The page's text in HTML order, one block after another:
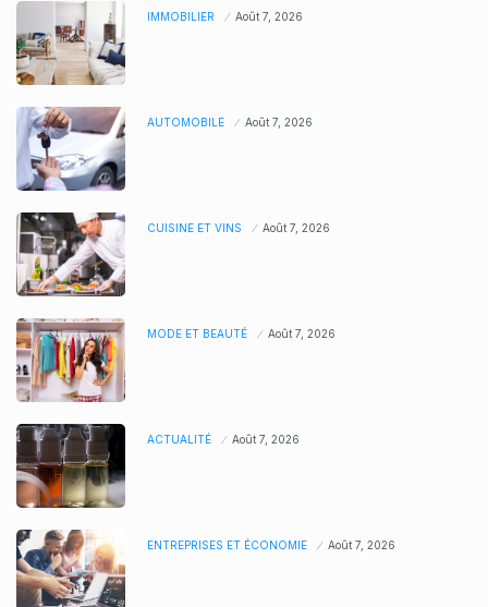
IMMOBILIER Août 7, 2026
AUTOMOBILE Août 7, 2026
CUISINE ET VINS Août 7, 2026
MODE ET BEAUTÉ Août 7, 2026
ACTUALITÉ Août 7, 2026
ENTREPRISES ET ÉCONOMIE Août 7, 2026